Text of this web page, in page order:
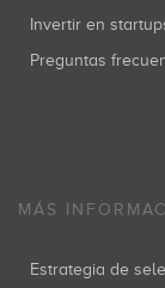
Invertir en
Preguntas
MÁS
Estrategia de